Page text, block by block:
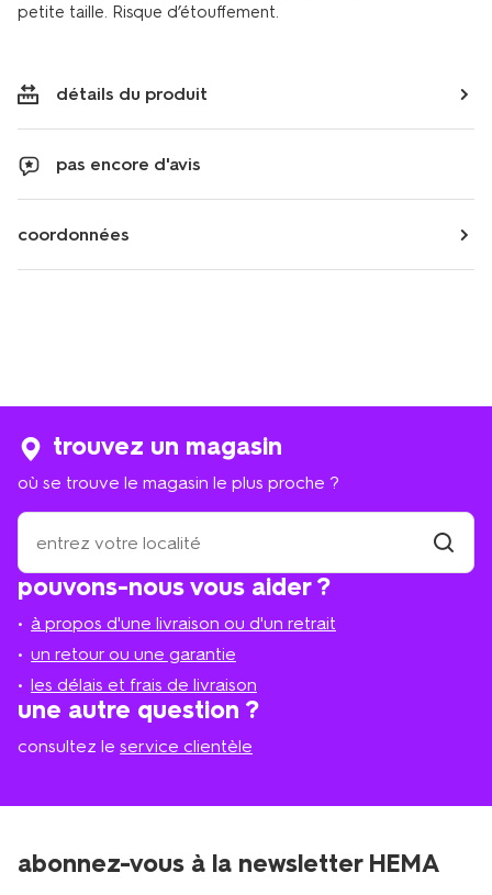
petite taille. Risque d’étouffement.
détails du produit
pas encore d'avis
coordonnées
pouvons-nous vous aider ?
à propos d'une livraison ou d'un retrait
un retour ou une garantie
les délais et frais de livraison
une autre question ?
consultez le service clientèle
trouvez un magasin
où se trouve le magasin le plus proche ?
où
trouve
le
le
plus
proche
trouver
abonnez-vous à la newsletter HEMA